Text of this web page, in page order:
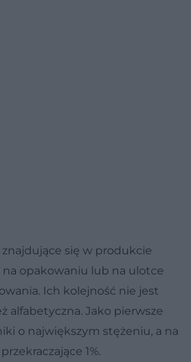
znajdujące się w produkcie
opakowaniu lub na ulotce
Ich kolejność nie jest
alfabetyczna. Jako pierwsze
o największym stężeniu, a na
1%.